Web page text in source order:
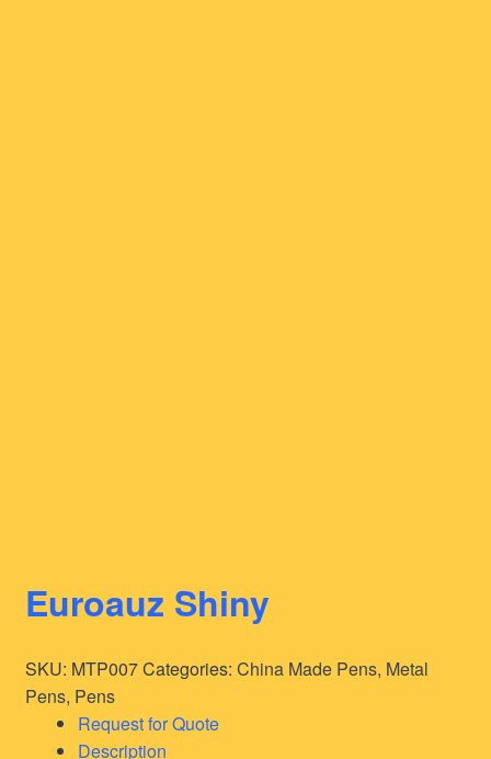
Euroauz Shiny
SKU: MTP007Categories: China Made Pens, Metal
Pens, Pens
Request for Quote
Description